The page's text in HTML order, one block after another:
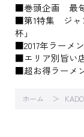
■巻頭企画 最旬
■第1特集 ジャ
杯」
■2017年ラーメ
■エリア別旨い
■超お得ラーメ
ホーム